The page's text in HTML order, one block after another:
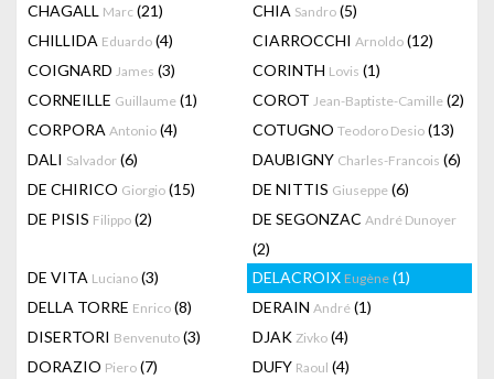
CHAGALL Marc (21) CHIA Sandro (5)
CHILLIDA Eduardo (4) CIARROCCHI Arnoldo (12)
COIGNARD James (3) CORINTH Lovis (1)
CORNEILLE Guillaume (1) COROT Jean-Baptiste-Camille (2)
CORPORA Antonio (4) COTUGNO Teodoro Desio (13)
DALI Salvador (6) DAUBIGNY Charles-Francois (6)
DE CHIRICO Giorgio (15) DE NITTIS Giuseppe (6)
DE PISIS Filippo (2) DE SEGONZAC André Dunoyer
(2)
DE VITA Luciano (3) DELACROIX Eugène (1)
DELLA TORRE Enrico (8) DERAIN André (1)
DISERTORI Benvenuto (3) DJAK Zivko (4)
DORAZIO Piero (7) DUFY Raoul (4)